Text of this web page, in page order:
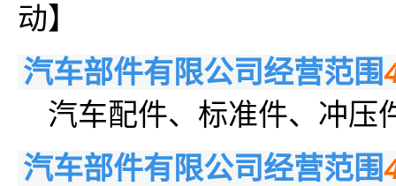
动】
汽车部件有限公司经营范围
汽车配件、标准件、冲压
汽车部件有限公司经营范围